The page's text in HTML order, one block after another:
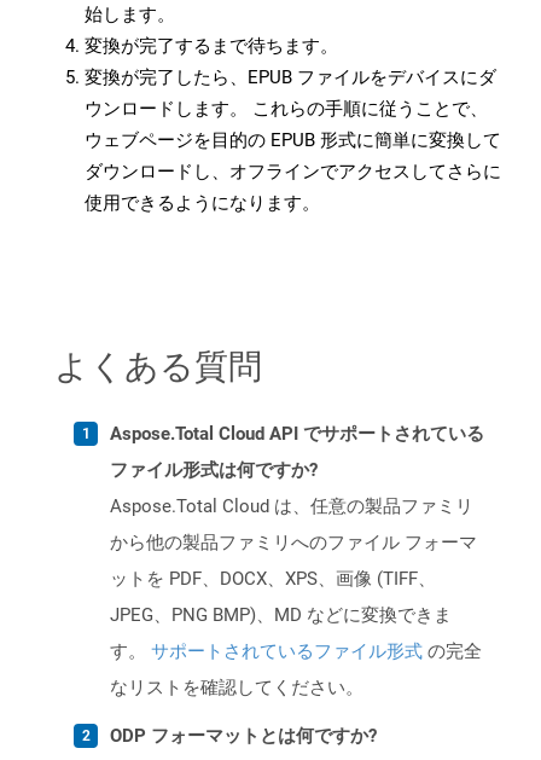
始します。
変換が完了するまで待ちます。
変換が完了したら、EPUB ファイルをデバイスにダ
ウンロードします。 これらの手順に従うことで、
ウェブページを目的の EPUB 形式に簡単に変換して
ダウンロードし、オフラインでアクセスしてさらに
使用できるようになります。
よくある質問
Aspose.Total Cloud API でサポートされている
ファイル形式は何ですか?
Aspose.Total Cloud は、任意の製品ファミリ
から他の製品ファミリへのファイル フォーマ
ットを PDF、DOCX、XPS、画像 (TIFF、
JPEG、PNG BMP)、MD などに変換できま
す。 サポートされているファイル形式 の完全
なリストを確認してください。
ODP フォーマットとは何ですか?